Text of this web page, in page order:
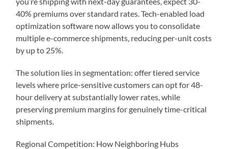
40% premiums over standard rates. Tech-enabled load
optimization software now allows you to consolidate
multiple e-commerce shipments, reducing per-unit costs
by up to 25%.
The solution lies in segmentation: offer tiered service
levels where price-sensitive customers can opt for 48-
hour delivery at substantially lower rates, while
preserving premium margins for genuinely time-critical
shipments.
Regional Competition: How Neighboring Hubs